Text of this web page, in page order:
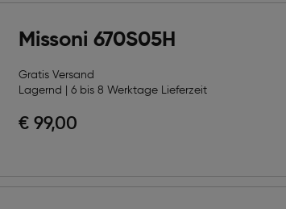
Missoni 670S05H
Gratis Versand
Lagernd | 6 bis 8 Werktage Lieferzeit
€ 99,00